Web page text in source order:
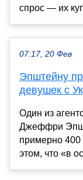
спрос ― их
07:17, 20 Фев
Эпштейну
девушек с
Один из
Джеффри
примерно 400
этом, что «в